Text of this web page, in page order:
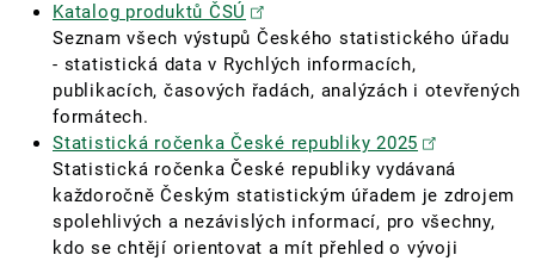
Katalog produktů ČSÚ
Seznam všech výstupů Českého statistického úřadu
- statistická data v Rychlých informacích,
publikacích, časových řadách, analýzách i otevřených
formátech.
Statistická ročenka České republiky 2025
Statistická ročenka České republiky vydávaná
každoročně Českým statistickým úřadem je zdrojem
spolehlivých a nezávislých informací, pro všechny,
kdo se chtějí orientovat a mít přehled o vývoji